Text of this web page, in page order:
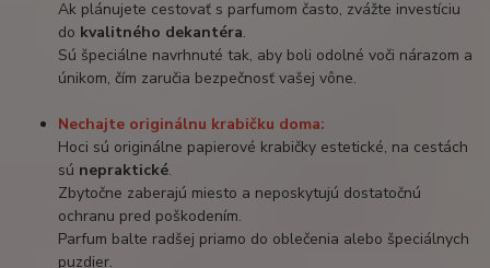
Ak plánujete cestovať s parfumom často, zvážte investíciu
do kvalitného dekantéra.
Sú špeciálne navrhnuté tak, aby boli odolné voči nárazom a
únikom, čím zaručia bezpečnosť vašej vône.
Nechajte originálnu krabičku doma:
Hoci sú originálne papierové krabičky estetické, na cestách
sú nepraktické.
Zbytočne zaberajú miesto a neposkytujú dostatočnú
ochranu pred poškodením.
Parfum balte radšej priamo do oblečenia alebo špeciálnych
puzdier.